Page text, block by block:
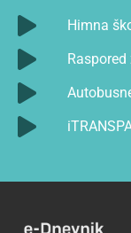
Himna
Raspored